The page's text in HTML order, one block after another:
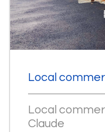
Local
Local
Claude